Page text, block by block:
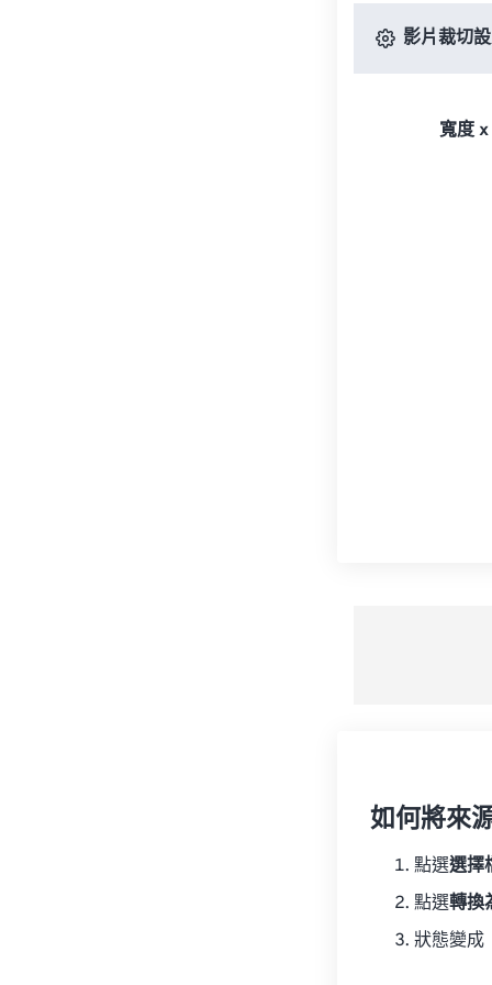
影片裁切
寬度
如何將來
點選選擇
點選轉換
狀態變成